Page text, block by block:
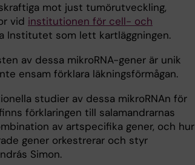
mot just tumörutveckling,
vid institutionen för cell- och
Institutet som lett kartläggningen.
av dessa mikroRNA-gener är unik
ensam förklara läkningsförmågan.
studier av dessa mikroRNAn för
förklaringen till salamandrarnas
av artspecifika gener, och hur
gener orkestrerar och styr
Simon.